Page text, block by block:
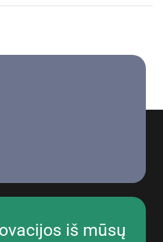
iš mūsų